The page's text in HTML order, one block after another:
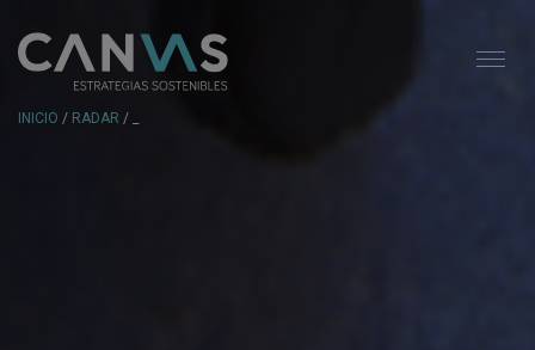
INICIO / RADAR / _